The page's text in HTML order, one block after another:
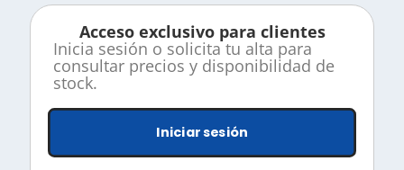
Acceso exclusivo para clientes
Inicia sesión o solicita tu alta para
consultar precios y disponibilidad de
stock.
Iniciar sesión